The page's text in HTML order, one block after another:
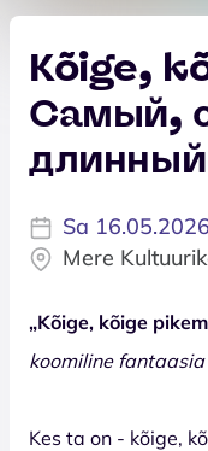
Kõige,
Самый,
длинный
Sa
Mere
„Kõige, kõige
koomiline
Kes ta on - kõige,